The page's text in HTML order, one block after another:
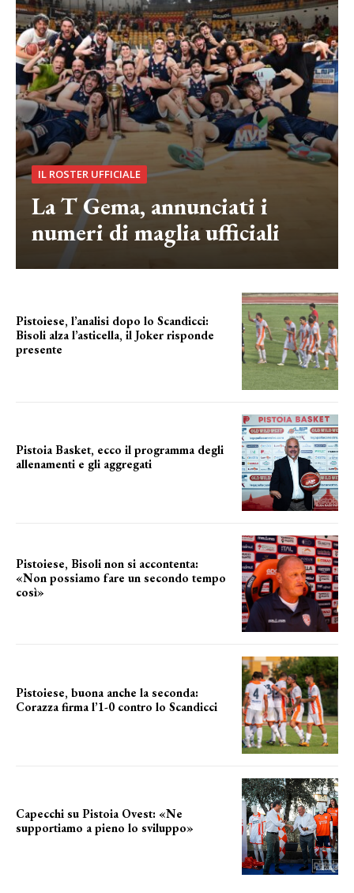
IL ROSTER UFFICIALE
La T Gema, annunciati i
numeri di maglia ufficiali
Pistoiese, l’analisi dopo lo Scandicci:
Bisoli alza l’asticella, il Joker risponde
presente
Pistoia Basket, ecco il programma degli
allenamenti e gli aggregati
Pistoiese, Bisoli non si accontenta:
«Non possiamo fare un secondo tempo
così»
Pistoiese, buona anche la seconda:
Corazza firma l’1-0 contro lo Scandicci
Capecchi su Pistoia Ovest: «Ne
supportiamo a pieno lo sviluppo»